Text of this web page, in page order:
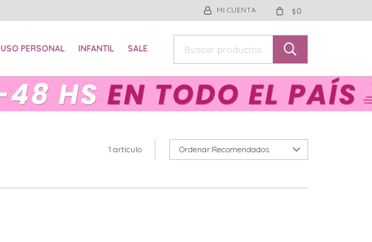
USO PERSONAL INFANTIL SALE
$0
1 artículo Recomendados